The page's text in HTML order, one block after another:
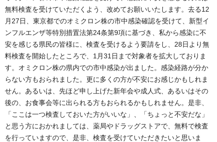
無料検査を受けていただくよう、改めてお願いいたします。去る12
月27日、東京都でのオミクロン株の市中感染確認を受けて、新型イ
ンフルエンザ等特別措置法第24条第9項に基づき、私から感染に不
安を感じる県民の皆様に、検査を受けるよう要請をし、28日より無
料検査を開始したところで、1月31日まで対象者を拡大しておりま
す。オミクロン株の県内での市中感染が出ました。感染経路が分か
らない方もおられました。更に多くの方が不安にお感じかもしれま
せん。あるいは、先ほど申し上げた新年会や成人式、あるいはその
後の、お食事会等に出られる方もおられるかもしれません。是非、
「ここは一つ検査しておいた方がいいな」、「ちょっと不安だな」
と思う方におかれましては、薬局やドラッグストアで、無料で検査
を行っていますので、是非、検査を受けていただきたいと思いま